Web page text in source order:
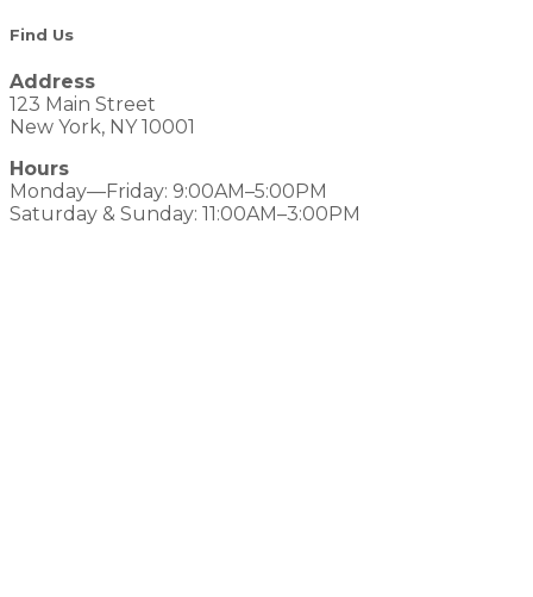
Find Us
Address
123 Main Street
New York, NY 10001
Hours
Monday—Friday: 9:00AM–5:00PM
Saturday & Sunday: 11:00AM–3:00PM